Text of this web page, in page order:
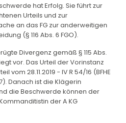
hat Erfolg. Sie führt zur
Urteils und zur
an das FG zur anderweitigen
(§ 116 Abs. 6 FGO).
Divergenz gemäß § 115 Abs.
vor. Das Urteil der Vorinstanz
vom 28.11.2019 - IV R 54/16 (BFHE
Danach ist die Klägerin
die Beschwerde können der
der A KG